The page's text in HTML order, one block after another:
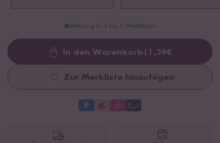
Lieferung in 3 bis 5 Werktagen
Loading...
In den Warenkorb 1,39€
Zur Merkliste hinzufügen